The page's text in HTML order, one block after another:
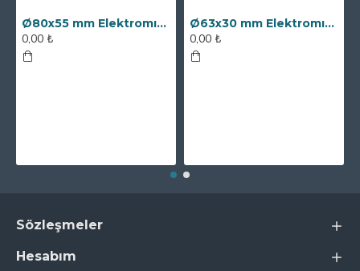
Ø80x55 mm Elektromıknatıs - 250 kg Çekim Gücü
0,00 ₺
Ø63x30 mm Elektromıknatıs - 100 kg Çekim Gücü
0,00 ₺
Sözleşmeler
Hesabım